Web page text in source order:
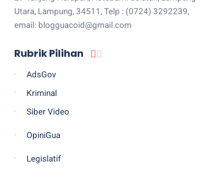
Utara, Lampung, 34511, Telp : (0724) 3292239,
email: blogguacoid@gmail.com
Rubrik Pilihan
AdsGov
Kriminal
Siber Video
OpiniGua
Legislatif